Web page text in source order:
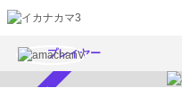
プレイヤー